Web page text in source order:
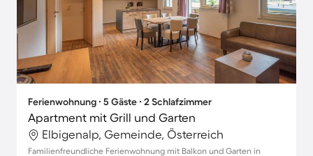
Ferienwohnung ∙ 5 Gäste ∙ 2 Schlafzimmer
Apartment mit Grill und Garten
Elbigenalp, Gemeinde, Österreich
Familienfreundliche Ferienwohnung mit Balkon und Garten in